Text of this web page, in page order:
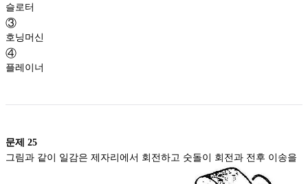
슬로터
③
호닝머신
④
플레이너
문제 25
그림과 같이 일감은 제자리에서 회전하고 숫돌이 회전과 전후 이송을